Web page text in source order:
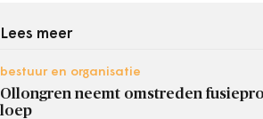
Lees meer
bestuur en organisatie
Ollongren neemt omstreden
loep